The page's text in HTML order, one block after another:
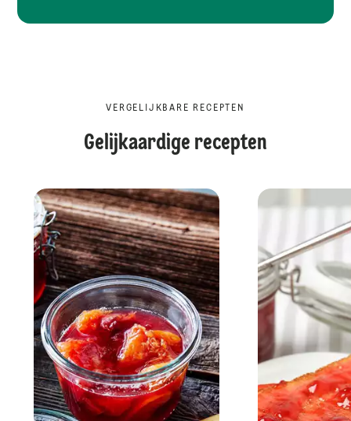
VERGELIJKBARE RECEPTEN
Gelijkaardige recepten